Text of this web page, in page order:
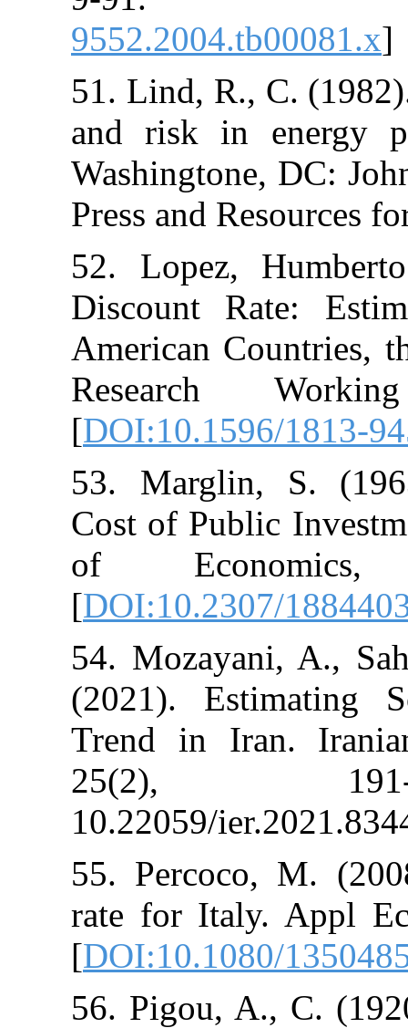
51. Lind, R.,
and risk in
Washingtone,
Press and
52. Lopez,
Discount
American
Research
[
53. Marglin,
Cost of Public
of
[DOI:10.2307/
54.
(2021).
Trend in
25(2),
10.22059/
55. Percoco,
rate for Italy.
[DOI:10.1080/
56. Pigou, A.,